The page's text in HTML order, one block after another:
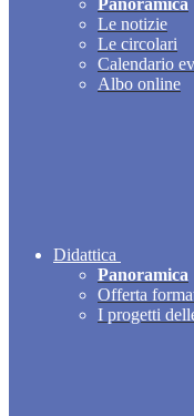
Panoramica
Le notizie
Le circolari
Calendario
Albo online
Didattica
Panoramica
Offerta
I progetti